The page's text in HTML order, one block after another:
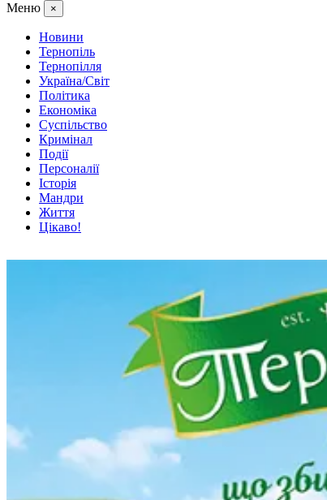
Меню ×
Новини
Тернопіль
Тернопілля
Україна/Світ
Політика
Економіка
Суспільство
Кримінал
Події
Персоналії
Історія
Мандри
Життя
Цікаво!